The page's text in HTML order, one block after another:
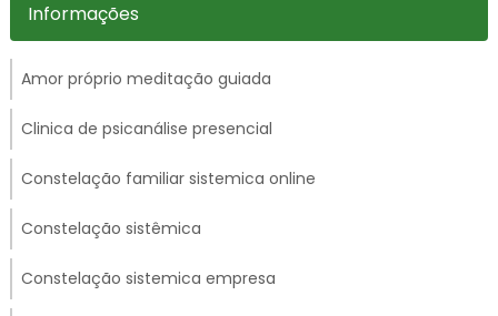
Informações
Amor próprio meditação guiada
Clinica de psicanálise presencial
Constelação familiar sistemica online
Constelação sistêmica
Constelação sistemica empresa